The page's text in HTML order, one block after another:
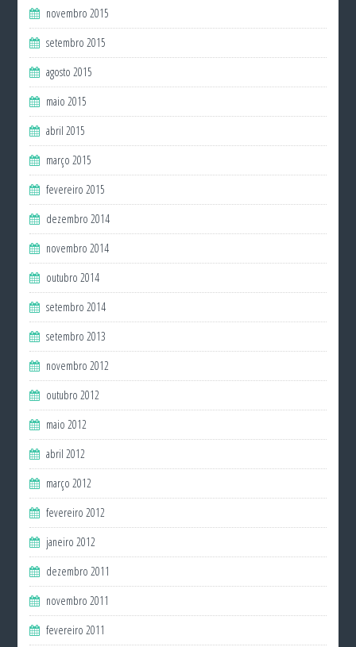
novembro 2015
setembro 2015
agosto 2015
maio 2015
abril 2015
março 2015
fevereiro 2015
dezembro 2014
novembro 2014
outubro 2014
setembro 2014
setembro 2013
novembro 2012
outubro 2012
maio 2012
abril 2012
março 2012
fevereiro 2012
janeiro 2012
dezembro 2011
novembro 2011
fevereiro 2011